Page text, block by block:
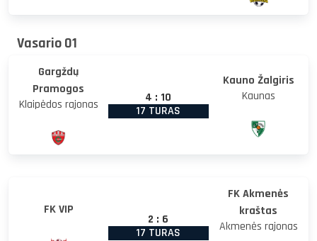
Vasario 01
Gargždų
Pramogos
Klaipėdos rajonas
4 : 10
17 TURAS
Kauno Žalgiris
Kaunas
FK VIP
2 : 6
17 TURAS
FK Akmenės
kraštas
Akmenės rajonas